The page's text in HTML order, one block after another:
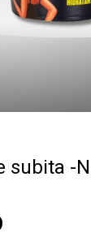
subita -